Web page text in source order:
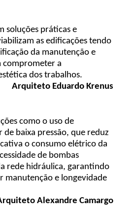
soluções práticas e
as edificações tendo
da manutenção e
comprometer a
dos trabalhos.
Arquiteto Eduardo Krenus
como o uso de
de baixa pressão, que reduz
o consumo elétrico da
de bombas
rede hidráulica, garantindo
manutenção e longevidade
Alexandre Camargo